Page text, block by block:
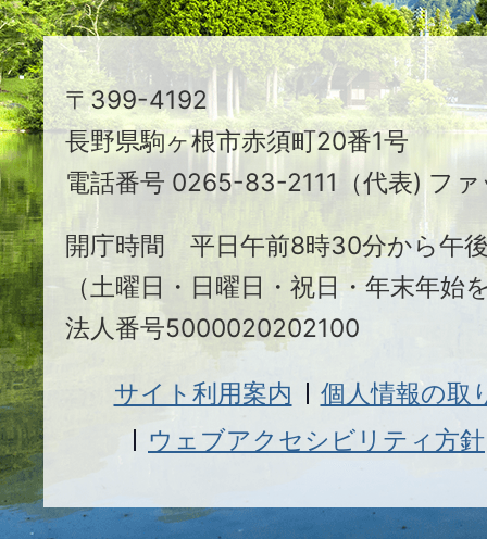
ち
駒
ヶ
根
市
〒399-4192
長野県駒ヶ根市赤須町20番1号
電話番号 0265-83-2111（代表) フ
開庁時間 平日午前8時30分から午
（土曜日・日曜日・祝日・年末年始
法人番号5000020202100
サイト利用案内
個人情報の取
ウェブアクセシビリティ方針